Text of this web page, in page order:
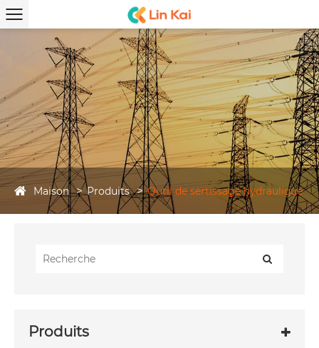
Maison Produits Outil de sertissage hydraulique
Produits